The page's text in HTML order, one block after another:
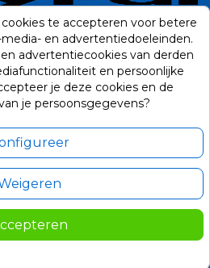
te accepteren voor betere
en advertentiedoeleinden.
advertentiecookies van derden
en persoonlijke
je deze cookies en de
je persoonsgegevens?